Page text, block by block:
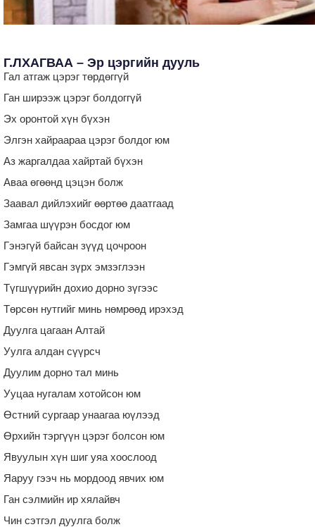
Г.ЛХАГВАА – Эр цэргийн дууль
Гал атгаж цэрэг төрдөггүй
Ган ширээж цэрэг болдоггүй
Эх оронтой хүн бүхэн
Элгэн хайраараа цэрэг болдог юм
Аз жаргалдаа хайртай бүхэн
Аваа өгөөнд цэцэн болж
Заавал дийлэхийг өөртөө даатгаад
Замгаа шүүрэн босдог юм
Гэнэгүй байсан зүүд цочроон
Гэмгүй явсан зүрх эмзэглээн
Түгшүүрийн дохио дорно зүгээс
Төрсөн нутгийг минь нөмрөөд ирэхэд
Дуулга цагаан Алтай
Уулга алдан сүүрсч
Дуулим дорно тал минь
Ууцаа нугалам хотойсон юм
Өстний сургаар унаагаа юүлээд
Өрхийн тэргүүн цэрэг болсон юм
Явуулын хүн шиг уяа хоослоод
Яаруу гээч нь мордоод явчих юм
Ган сэлмийн ир хялайвч
Чин сэтгэл дуулга болж